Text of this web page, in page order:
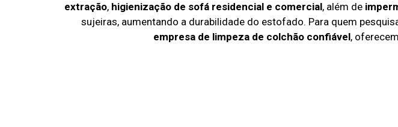
extração, higienização de sofá residencial e comercial, além de
sujeiras, aumentando a durabilidade do estofado. Para quem
empresa de limpeza de colchão confiável,